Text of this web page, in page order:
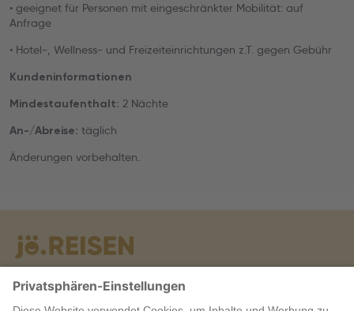
• geeignet für Personen mit eingeschränkter Mobilität: auf
Anfrage
• Hotel-, Wellness- und Freizeiteinrichtungen z.T. gegen Gebühr
Kundeninformationen
Mindestaufenthalt: 2 Nächte
An-/Abreise: täglich
Änderungen vorbehalten.
Warum jö?